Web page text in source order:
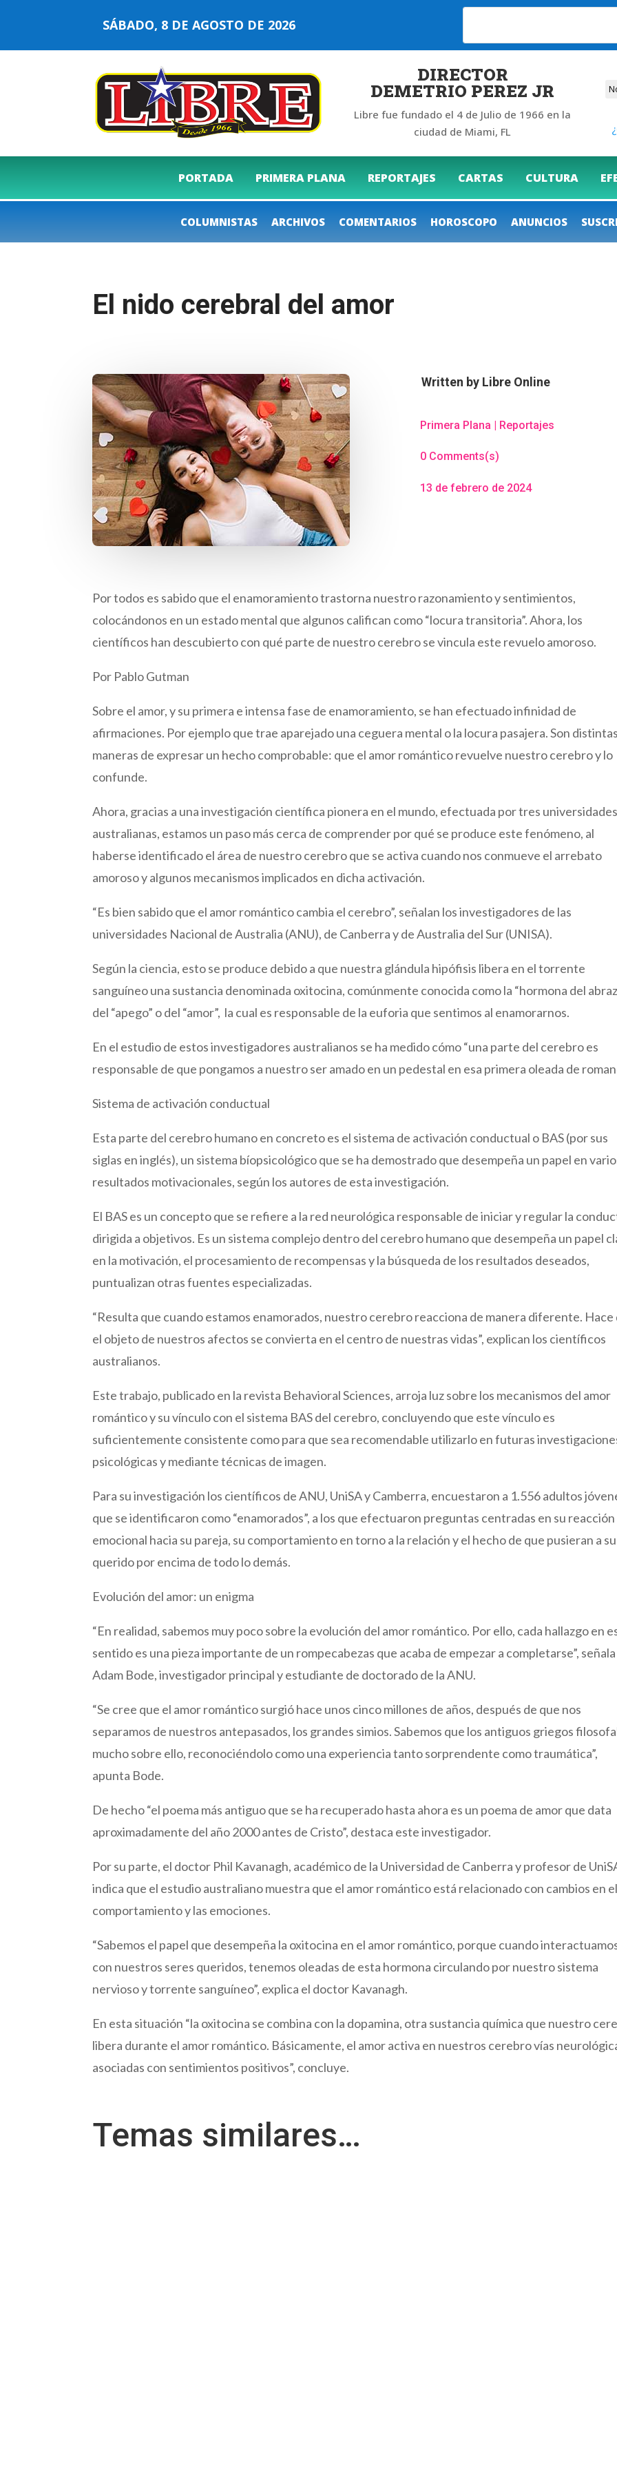
SÁBADO, 8 DE AGOSTO DE 2026
DIRECTOR
DEMETRIO PEREZ JR
Libre fue fundado el 4 de Julio de 1966 en la
ciudad de Miami, FL
PORTADA PRIMERA PLANA REPORTAJES CARTAS CULTURA
COLUMNISTAS ARCHIVOS COMENTARIOS HOROSCOPO ANUNCIOS
El nido cerebral del amor
Written by Libre Online
Primera Plana | Reportajes
0 Comments(s)
13 de febrero de 2024
Por todos es sabido que el enamoramiento trastorna nuestro razonamiento y sentimientos,
colocándonos en un estado mental que algunos califican como “locura transitoria”. Ahora, los
científicos han descubierto con qué parte de nuestro cerebro se vincula este revuelo amoroso.
Por Pablo Gutman
Sobre el amor, y su primera e intensa fase de enamoramiento, se han efectuado infinidad de
afirmaciones. Por ejemplo que trae aparejado una ceguera mental o la locura pasajera. Son distintas
maneras de expresar un hecho comprobable: que el amor romántico revuelve nuestro cerebro y lo
confunde.
Ahora, gracias a una investigación científica pionera en el mundo, efectuada por tres universidades
australianas, estamos un paso más cerca de comprender por qué se produce este fenómeno, al
haberse identificado el área de nuestro cerebro que se activa cuando nos conmueve el arrebato
amoroso y algunos mecanismos implicados en dicha activación.
“Es bien sabido que el amor romántico cambia el cerebro”, señalan los investigadores de las
universidades Nacional de Australia (ANU), de Canberra y de Australia del Sur (UNISA).
Según la ciencia, esto se produce debido a que nuestra glándula hipófisis libera en el torrente
sanguíneo una sustancia denominada oxitocina, comúnmente conocida como la “hormona del
del “apego” o del “amor”, la cual es responsable de la euforia que sentimos al enamorarnos.
En el estudio de estos investigadores australianos se ha medido cómo “una parte del cerebro es
responsable de que pongamos a nuestro ser amado en un pedestal en esa primera oleada de
Sistema de activación conductual
Esta parte del cerebro humano en concreto es el sistema de activación conductual o BAS (por sus
siglas en inglés), un sistema bíopsicológico que se ha demostrado que desempeña un papel en
resultados motivacionales, según los autores de esta investigación.
El BAS es un concepto que se refiere a la red neurológica responsable de iniciar y regular la
dirigida a objetivos. Es un sistema complejo dentro del cerebro humano que desempeña un papel
en la motivación, el procesamiento de recompensas y la búsqueda de los resultados deseados,
puntualizan otras fuentes especializadas.
“Resulta que cuando estamos enamorados, nuestro cerebro reacciona de manera diferente. Hace
el objeto de nuestros afectos se convierta en el centro de nuestras vidas”, explican los científicos
australianos.
Este trabajo, publicado en la revista Behavioral Sciences, arroja luz sobre los mecanismos del amor
romántico y su vínculo con el sistema BAS del cerebro, concluyendo que este vínculo es
suficientemente consistente como para que sea recomendable utilizarlo en futuras
psicológicas y mediante técnicas de imagen.
Para su investigación los científicos de ANU, UniSA y Camberra, encuestaron a 1.556 adultos
que se identificaron como “enamorados”, a los que efectuaron preguntas centradas en su reacción
emocional hacia su pareja, su comportamiento en torno a la relación y el hecho de que pusieran a
querido por encima de todo lo demás.
Evolución del amor: un enigma
“En realidad, sabemos muy poco sobre la evolución del amor romántico. Por ello, cada hallazgo en
sentido es una pieza importante de un rompecabezas que acaba de empezar a completarse”, señala
Adam Bode, investigador principal y estudiante de doctorado de la ANU.
“Se cree que el amor romántico surgió hace unos cinco millones de años, después de que nos
separamos de nuestros antepasados, los grandes simios. Sabemos que los antiguos griegos
mucho sobre ello, reconociéndolo como una experiencia tanto sorprendente como traumática”,
apunta Bode.
De hecho “el poema más antiguo que se ha recuperado hasta ahora es un poema de amor que data
aproximadamente del año 2000 antes de Cristo”, destaca este investigador.
Por su parte, el doctor Phil Kavanagh, académico de la Universidad de Canberra y profesor de
indica que el estudio australiano muestra que el amor romántico está relacionado con cambios en el
comportamiento y las emociones.
“Sabemos el papel que desempeña la oxitocina en el amor romántico, porque cuando
con nuestros seres queridos, tenemos oleadas de esta hormona circulando por nuestro sistema
nervioso y torrente sanguíneo”, explica el doctor Kavanagh.
En esta situación “la oxitocina se combina con la dopamina, otra sustancia química que nuestro
libera durante el amor romántico. Básicamente, el amor activa en nuestros cerebro vías
asociadas con sentimientos positivos”, concluye.
Temas similares…